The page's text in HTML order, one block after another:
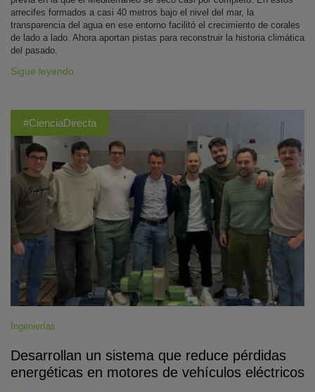
arrecifes formados a casi 40 metros bajo el nivel del mar, la
transparencia del agua en ese entorno facilitó el crecimiento de corales
de lado a lado. Ahora aportan pistas para reconstruir la historia climática
del pasado.
Sigue leyendo
#CienciaDirecta
Ingenierías
Desarrollan un sistema que reduce pérdidas
energéticas en motores de vehículos eléctricos